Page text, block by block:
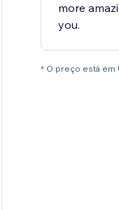
more
you.
* O preço está em